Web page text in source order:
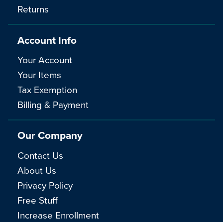
Returns
Account Info
Your Account
Your Items
Tax Exemption
Billing & Payment
Our Company
Contact Us
About Us
Privacy Policy
Free Stuff
Increase Enrollment